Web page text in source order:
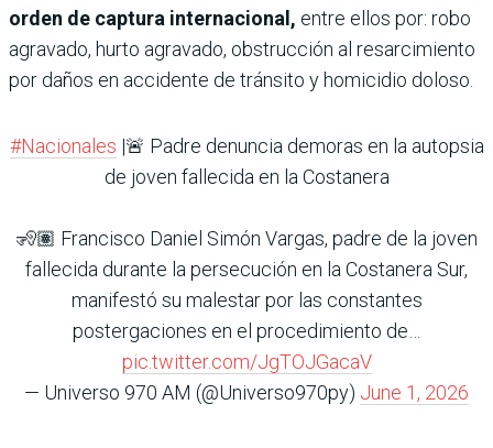
orden de captura internacional, entre ellos por: robo
agravado, hurto agravado, obstrucción al resarcimiento
por daños en accidente de tránsito y homicidio doloso.
#Nacionales |🚨 Padre denuncia demoras en la autopsia
de joven fallecida en la Costanera
🧏🏽 Francisco Daniel Simón Vargas, padre de la joven
fallecida durante la persecución en la Costanera Sur,
manifestó su malestar por las constantes
postergaciones en el procedimiento de…
pic.twitter.com/JgTOJGacaV
— Universo 970 AM (@Universo970py) June 1, 2026